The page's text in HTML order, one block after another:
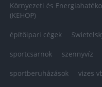
Környezeti és
(KEHOP)
építőipari cégek
sportcsarnok szennyvíz
sportberuházások vizes